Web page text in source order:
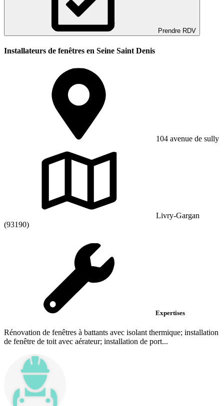
Prendre RDV
Installateurs de fenêtres en Seine Saint Denis
104 avenue de sully
Livry-Gargan
(93190)
Expertises
Rénovation de fenêtres à battants avec isolant thermique; installation
de fenêtre de toit avec aérateur; installation de port...